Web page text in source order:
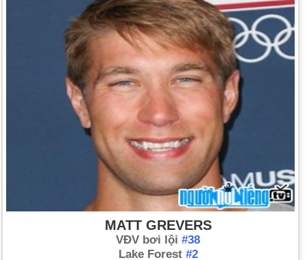
MATT GREVERS
VĐV bơi lội #38
Lake Forest #2